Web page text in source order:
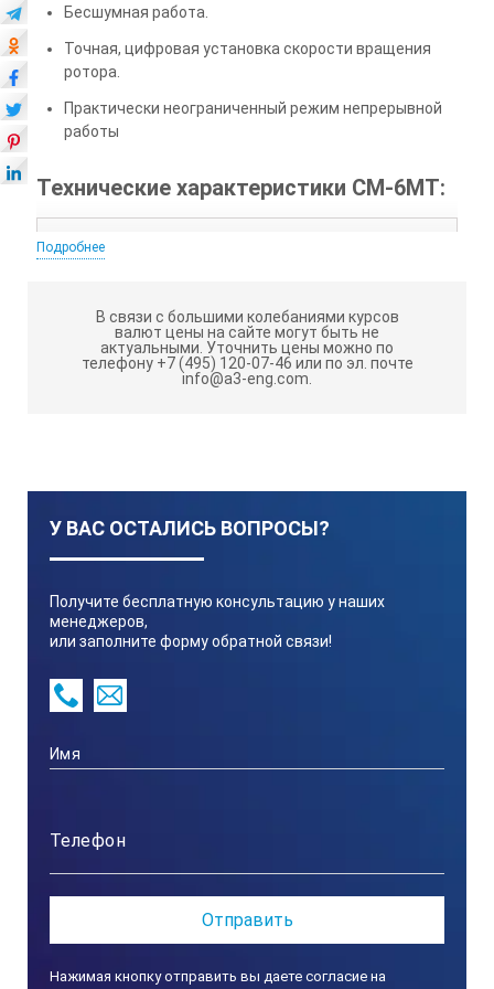
Бесшумная работа.
Точная, цифровая установка скорости вращения
ротора.
Практически неограниченный режим непрерывной
работы
Технические характеристики CM-6MT:
Количество используемых роторов
Скорость центрифугирования, об/мин
Максимальный шум, дБ
55
Допустимый диапазон температур, °С
+10…+40
Допустимая влажность при 20 °С, %
Подробнее
В связи с большими колебаниями курсов
валют цены на сайте могут быть не
актуальными. Уточнить цены можно по
телефону +7 (495) 120-07-46 или по эл. почте
info@a3-eng.com.
У ВАС ОСТАЛИСЬ ВОПРОСЫ?
Получите бесплатную консультацию у наших
менеджеров,
или заполните форму обратной связи!
Нажимая кнопку отправить вы даете согласие на